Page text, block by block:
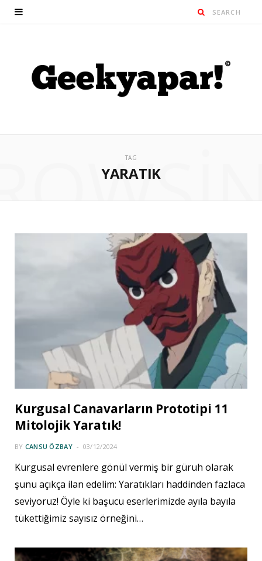
TAG
YARATIK
Kurgusal Canavarların Prototipi 11
Mitolojik Yaratık!
BY CANSU ÖZBAY 03/12/2024
Kurgusal evrenlere gönül vermiş bir güruh olarak
şunu açıkça ilan edelim: Yaratıkları haddinden fazlaca
seviyoruz! Öyle ki başucu eserlerimizde ayıla bayıla
tükettiğimiz sayısız örneğini…